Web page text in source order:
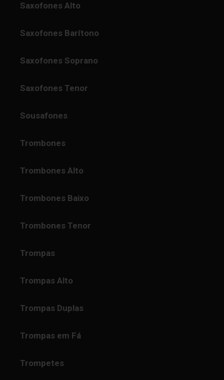
Saxofones Alto
Saxofones Barítono
Saxofones Soprano
Saxofones Tenor
Sousafones
Trombones
Trombones Alto
Trombones Baixo
Trombones Tenor
Trompas
Trompas Alto
Trompas Duplas
Trompas em Fá
Trompetes